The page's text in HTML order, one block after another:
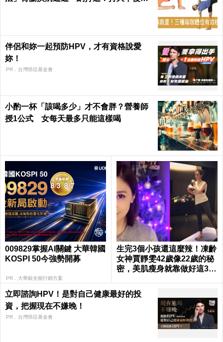
伴侶和妳一起預防HPV，才有資格說愛
妳！
PR．台灣癌症基金會
小酌一杯「該喝多少」才不會胖？營養師
授1公式 女每天最多只能這樣喝
009829掌握AI關鍵 大華韓國
KOSPI 50今強勢開募
PR．大華銀全能行銷方案
生完3個小孩還這麼辣！凍齡
女神賈靜雯42歲像22歲的秘
密，美肌瘦身就靠做好這3件
立即諮詢HPV！是對自己健康最好的投
資，把握現在不嫌晚！
PR．台灣癌症基金會